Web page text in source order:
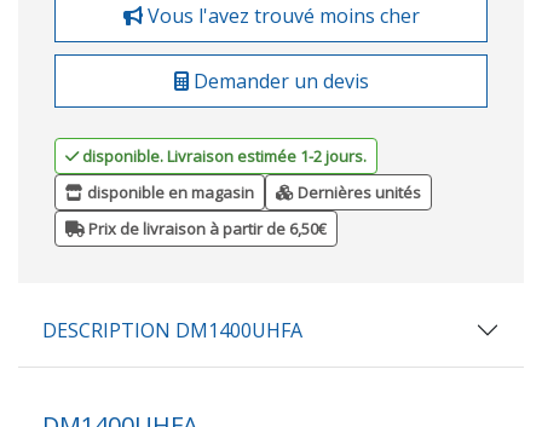
Vous l'avez trouvé moins cher
Demander un devis
disponible. Livraison estimée 1-2 jours.
disponible en magasin
Dernières unités
Prix de livraison à partir de 6,50€
DESCRIPTION DM1400UHFA